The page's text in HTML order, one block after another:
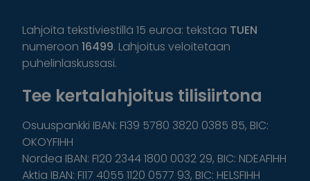
Lahjoita tekstiviestillä 15 euroa: tekstaa TUEN
numeroon 16499. Lahjoitus veloitetaan
puhelinlaskussasi.
Tee kertalahjoitus tilisiirtona
Osuuspankki IBAN: FI39 5780 3820 0385 85, BIC:
OKOYFIHH
Nordea IBAN: FI20 2344 1800 0032 29, BIC: NDEAFIHH
Aktia IBAN: FI17 4055 1120 0577 93, BIC: HELSFIHH